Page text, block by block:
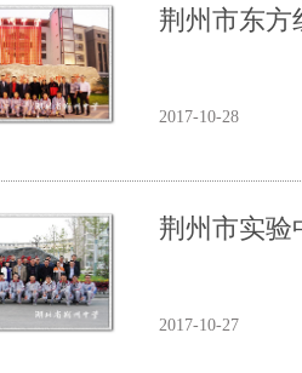
荆州市东方
2017-10-28
荆州市实验
2017-10-27